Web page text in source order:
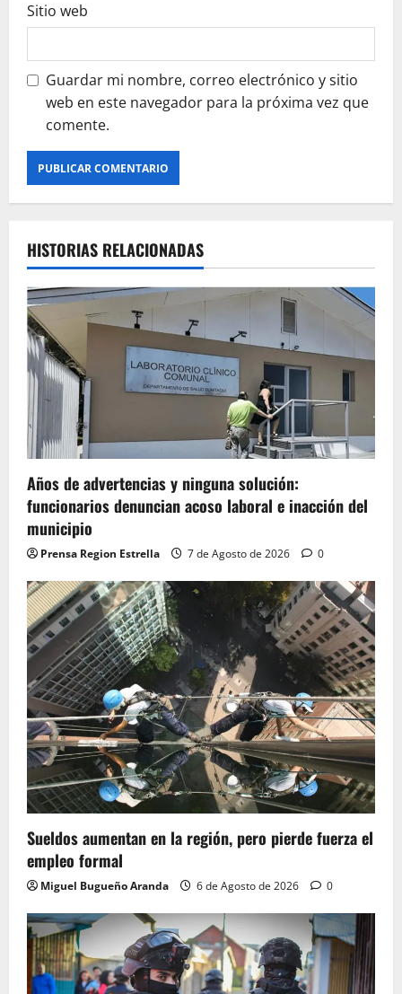
Sitio web
Guardar mi nombre, correo electrónico y sitio
web en este navegador para la próxima vez que
comente.
HISTORIAS RELACIONADAS
Años de advertencias y ninguna solución:
funcionarios denuncian acoso laboral e inacción del
municipio
Prensa Region Estrella 7 de Agosto de 2026 0
Sueldos aumentan en la región, pero pierde fuerza el
empleo formal
Miguel Bugueño Aranda 6 de Agosto de 2026 0